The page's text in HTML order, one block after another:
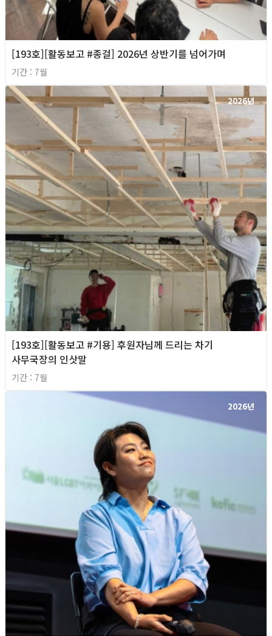
[193호][활동보고 #종걸] 2026년 상반기를 넘어가며
기간 : 7월
2026년
[193호][활동보고 #기용] 후원자님께 드리는 차기
사무국장의 인삿말
기간 : 7월
2026년